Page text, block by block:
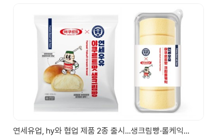
연세유업, hy와 협업 제품 2종 출시…생크림빵·롤케익…